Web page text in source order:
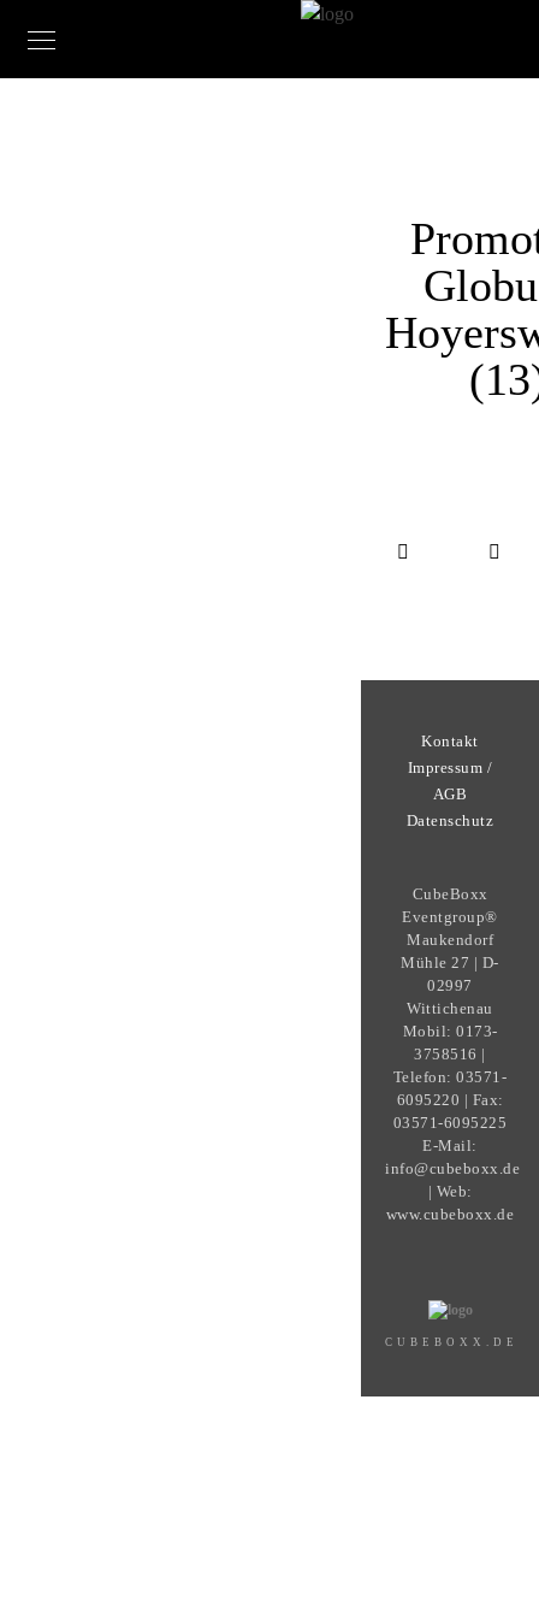
Kontakt
Impressum /
AGB
Datenschutz
CubeBoxx
Eventgroup®
Maukendorf
Mühle 27 | D-
02997
Wittichenau
Mobil: 0173-
3758516 |
Telefon: 03571-
6095220 | Fax:
03571-6095225
E-Mail:
info@cubeboxx.de
| Web:
www.cubeboxx.de
CUBEBOXX.DE